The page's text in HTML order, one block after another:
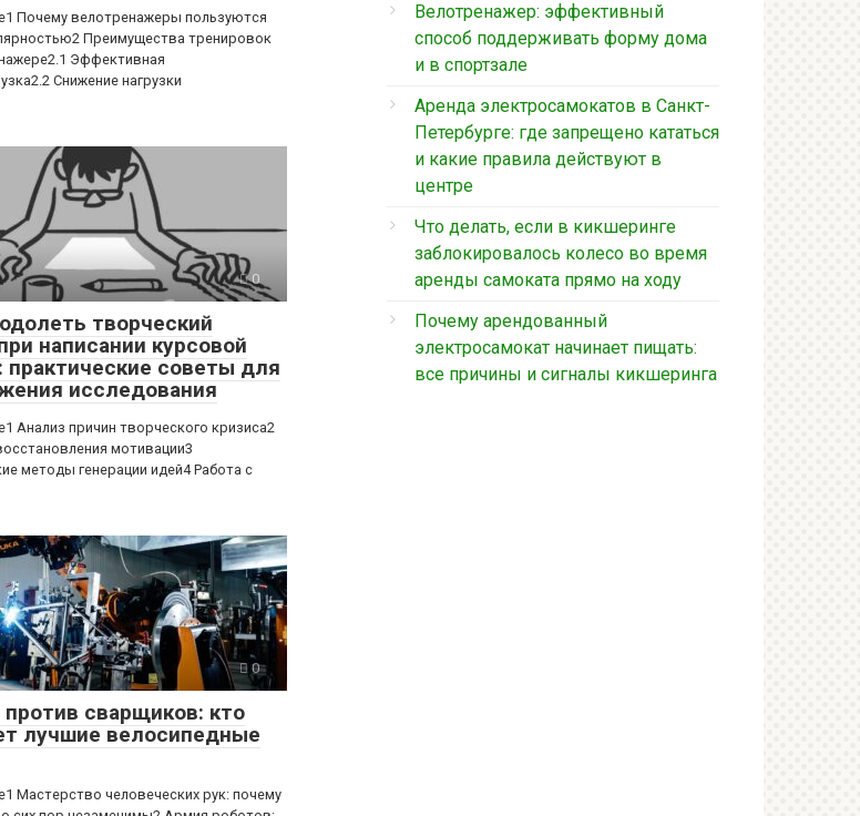
Почему велотренажеры пользуются
Преимущества тренировок
Эффективная
Снижение нагрузки
0
творческий
написании курсовой
практические советы для
исследования
Анализ причин творческого кризиса2
мотивации3
методы генерации идей4 Работа с
0
сварщиков: кто
лучшие велосипедные
Мастерство человеческих рук: почему
Велотренажер: эффективный
способ поддерживать форму дома
и в спортзале
Аренда электросамокатов в Санкт-
Петербурге: где запрещено кататься
и какие правила действуют в
центре
Что делать, если в кикшеринге
заблокировалось колесо во время
аренды самоката прямо на ходу
Почему арендованный
электросамокат начинает пищать:
все причины и сигналы кикшеринга